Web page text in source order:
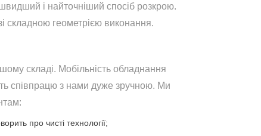
і найточніший спосіб розкрою.
складною геометрією виконання.
складі. Мобільність обладнання
співпрацю з нами дуже зручною. Ми
про чисті технології;